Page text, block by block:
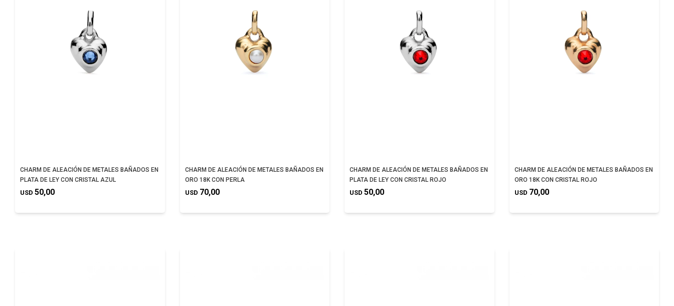
CHARM DE ALEACIÓN DE METALES BAÑADOS EN
PLATA DE LEY CON CRISTAL AZUL
USD 50,00
CHARM DE ALEACIÓN DE METALES BAÑADOS EN
ORO 18K CON PERLA
USD 70,00
CHARM DE ALEACIÓN DE METALES BAÑADOS EN
PLATA DE LEY CON CRISTAL ROJO
USD 50,00
CHARM DE ALEACIÓN DE METALES BAÑADOS EN
ORO 18K CON CRISTAL ROJO
USD 70,00